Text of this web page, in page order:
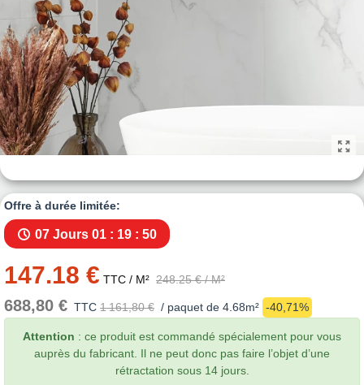
Offre à durée limitée:
07 Jours01 : 19 : 49
147.18 € TTC / M² 248.25 € / M²
688,80 € TTC 1 161,80 € / paquet de 4.68m² -40,71%
Attention : ce produit est commandé spécialement pour vous
auprès du fabricant. Il ne peut donc pas faire l’objet d’une
rétractation sous 14 jours.